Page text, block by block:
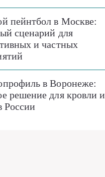
пейнтбол в Москве:
сценарий для
и частных
в Воронеже:
решение для кровли и
России